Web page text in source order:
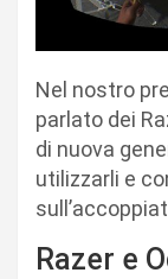
Nel nostro
parlato dei
di nuova
utilizzarli e
Razer e